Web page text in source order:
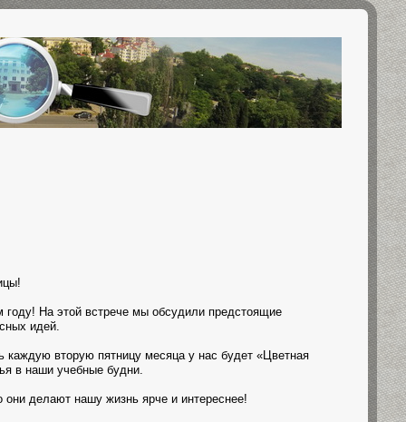
На этой встрече мы обсудили предстоящие
идей.
вторую пятницу месяца у нас будет «Цветная
в наши учебные будни.
делают нашу жизнь ярче и интереснее!